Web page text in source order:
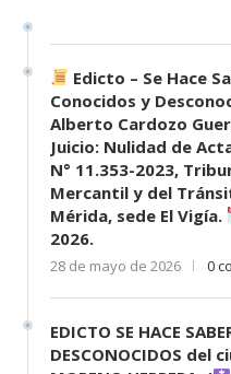
Edicto – Se Hace
Conocidos y
Alberto Cardozo
Juicio: Nulidad de
N° 11.353-2023,
Mercantil y del
Mérida, sede El Vigía.
2026.
28 de mayo de 2026 0
EDICTO SE HACE
DESCONOCIDOS del